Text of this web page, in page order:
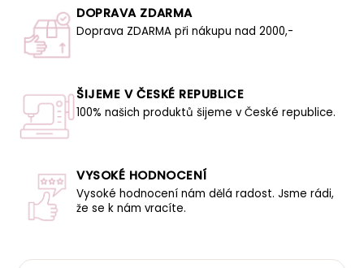
DOPRAVA ZDARMA
Doprava ZDARMA při nákupu nad 2000,-
ŠIJEME V ČESKÉ REPUBLICE
100% našich produktů šijeme v České republice.
VYSOKÉ HODNOCENÍ
Vysoké hodnocení nám dělá radost. Jsme rádi,
že se k nám vracíte.